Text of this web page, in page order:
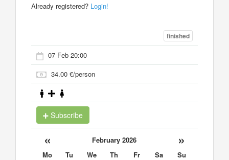
Already registered? Login!
finished
07 Feb 20:00
34.00 €/person
Subscribe
« February 2026 »
Mo Tu We Th Fr Sa
Su